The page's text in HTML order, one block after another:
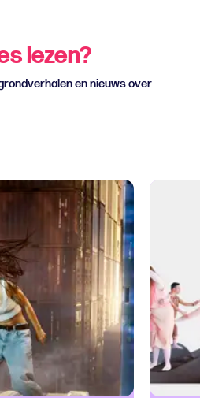
lezen?
en nieuws over